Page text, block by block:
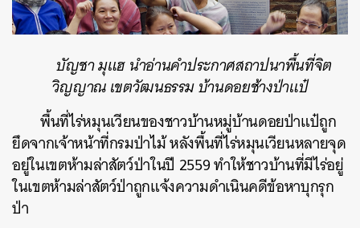
บัญชา มุแฮ นำอ่านคำประกาศสถาปนาพื้นที่จิต
วิญญาณ เขตวัฒนธรรม บ้านดอยช้างป่าแป๋
พื้นที่ไร่หมุนเวียนของชาวบ้านหมู่บ้านดอยป่าแป๋ถูก
ยึดจากเจ้าหน้าที่กรมป่าไม้ หลังพื้นที่ไร่หมุนเวียนหลายจุด
อยู่ในเขตห้ามล่าสัตว์ป่าในปี 2559 ทำให้ชาวบ้านที่มีไร่อยู่
ในเขตห้ามล่าสัตว์ป่าถูกแจ้งความดำเนินคดีข้อหาบุกรุก
ป่า